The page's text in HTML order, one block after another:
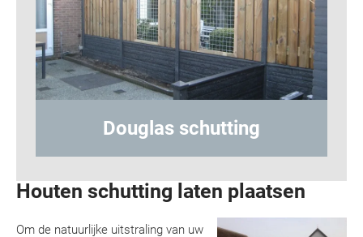
Hout-betonschutting
Houten schutting laten plaatsen
Om de natuurlijke uitstraling van uw